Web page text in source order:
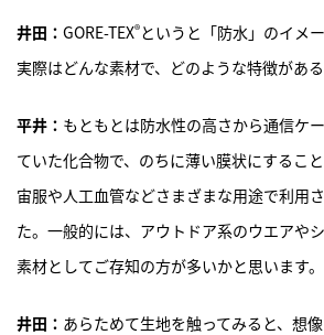
with SUKU²
井田： GORE-TEX®というと「防水」のイメ
実際はどんな素材で、どのような特徴があ
平井： もともとは防水性の高さから通信ケ
ていた化合物で、のちに薄い膜状にするこ
宙服や人工血管などさまざまな用途で利用
た。一般的には、アウトドア系のウエアや
素材としてご存知の方が多いかと思います。
井田： あらためて生地を触ってみると、想